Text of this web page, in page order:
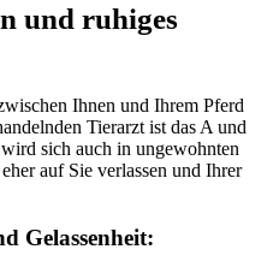
und ruhiges
Ihnen und Ihrem Pferd
Tierarzt ist das A und
sich auch in ungewohnten
auf Sie verlassen und Ihrer
Gelassenheit: